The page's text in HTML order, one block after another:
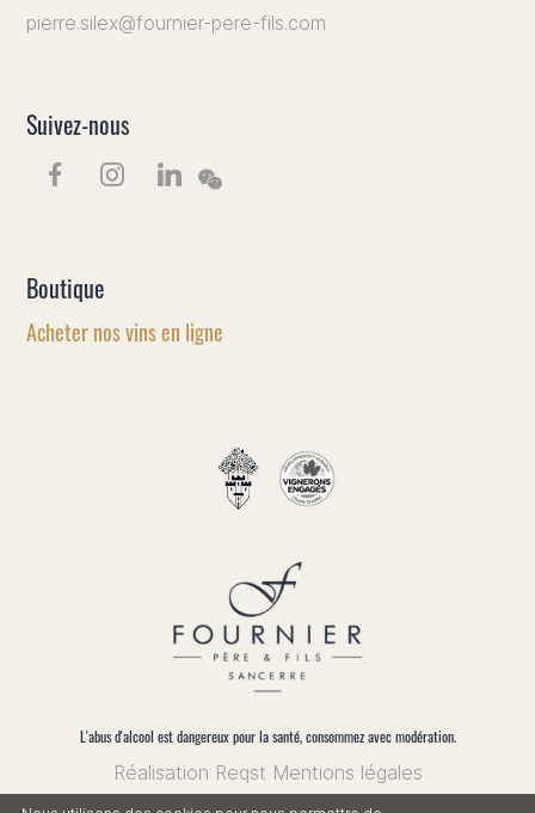
pierre.silex@fournier-pere-fils.com
Suivez-nous
Boutique
Acheter nos vins en ligne
L'abus d'alcool est dangereux pour la santé, consommez avec modération.
Réalisation Reqst Mentions légales